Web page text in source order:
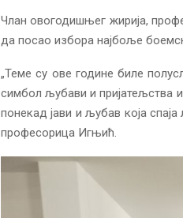
Члан овогодишњег жирија,
да посао избора најбоље
„Теме су ове године биле
симбол љубави и пријатељства
понекад јави и љубав која
професорица Игњић.